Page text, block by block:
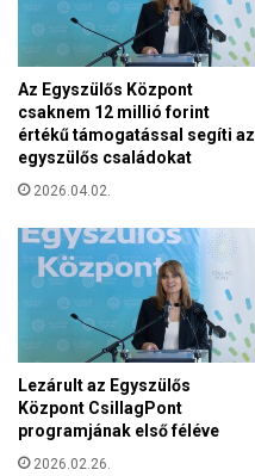
l
ő
r
o
r
e
i
A
m
a
g
y
a
r
k
e
é
g
e
s
e
Az Egyszülős Központ
csaknem 12 millió forint
értékű támogatással segíti az
egyszülős családokat
2026.04.02.
Lezárult az Egyszülős
Központ CsillagPont
programjának első féléve
2026.02.26.